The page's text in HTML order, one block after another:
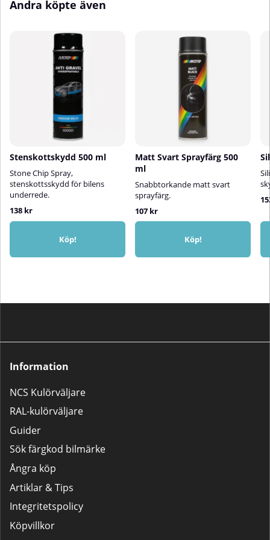
Använd inte på ytor som ska
vidhäftning.Med Motip
Silikonspray får du en pålitlig,
enkel och mångsidig lösning för
att skydda och bevara gummi-
och plastdelar i både fordon,
maskiner och vardagsbruk.
Andra köpte även
Stenskottskydd 500 ml
Stone Chip Spray,
stenskottsskydd för bilens
underrede.
138 kr
Köp!
Matt Svart Sprayfärg 500
ml
Snabbtorkande matt svart
sprayfärg.
107 kr
Köp!
Information
NCS Kulörväljare
RAL-kulörväljare
Guider
Sök färgkod bilmärke
Ångra köp
Artiklar & Tips
Integritetspolicy
Köpvillkor